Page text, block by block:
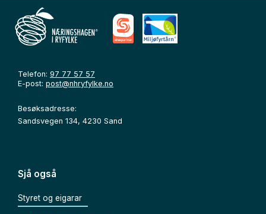
Telefon: 97 77 57 57
E-post: post@nhryfylke.no
Besøksadresse:
Sandsvegen 134, 4230 Sand
Sjå også
Styret og eigarar